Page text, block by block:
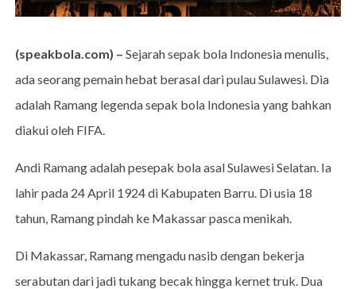
(speakbola.com) – Sejarah sepak bola Indonesia menulis,
ada seorang pemain hebat berasal dari pulau Sulawesi. Dia
adalah Ramang legenda sepak bola Indonesia yang bahkan
diakui oleh FIFA.
Andi Ramang adalah pesepak bola asal Sulawesi Selatan. Ia
lahir pada 24 April 1924 di Kabupaten Barru. Di usia 18
tahun, Ramang pindah ke Makassar pasca menikah.
Di Makassar, Ramang mengadu nasib dengan bekerja
serabutan dari jadi tukang becak hingga kernet truk. Dua